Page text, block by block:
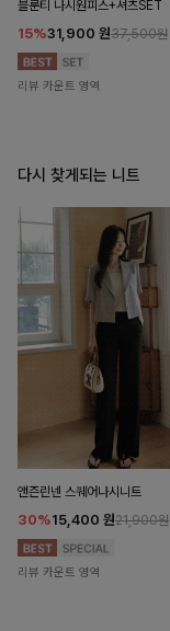
블룬티 나시원피스+셔츠SET
15%31,900 원37,500원
리뷰 카운트 영역
다시 찾게되는 니트
앤즌린넨 스퀘어나시니트
30%15,400 원21,900원
리뷰 카운트 영역